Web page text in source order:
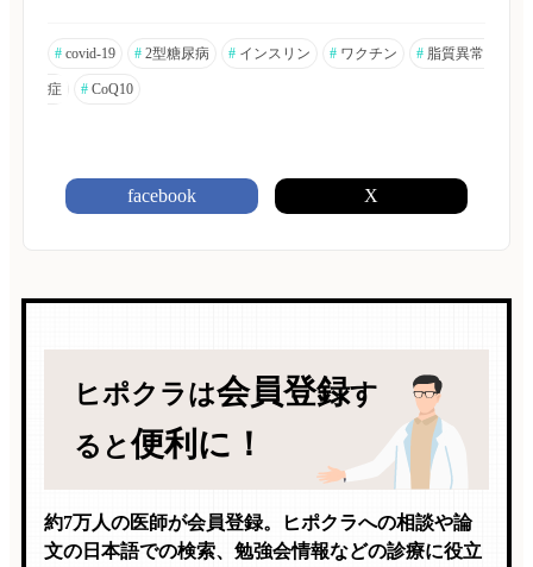
# covid-19 # 2型糖尿病 # インスリン # ワクチン # 脂質異常
症 # CoQ10
facebook X
ヒポクラは会員登録す
ると便利に！
約7万人の医師が会員登録。ヒポクラへの相談や論
文の日本語での検索、勉強会情報などの診療に役立